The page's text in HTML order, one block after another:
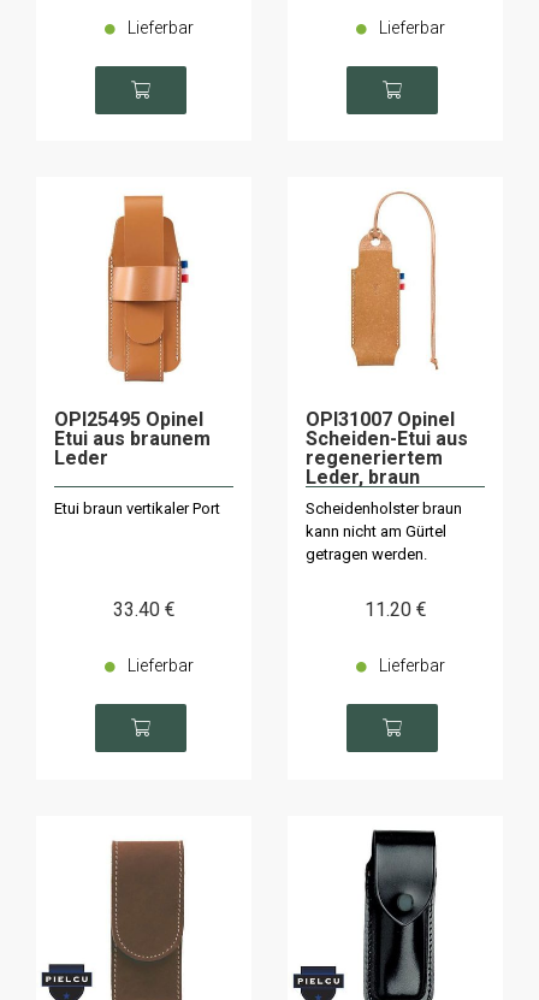
Lieferbar Lieferbar
OPI25495 Opinel
Etui aus braunem
Leder
Etui braun vertikaler Port
33.40 €
Lieferbar
OPI31007 Opinel
Scheiden-Etui aus
regeneriertem
Leder, braun
Scheidenholster braun
kann nicht am Gürtel
getragen werden.
11.20 €
Lieferbar